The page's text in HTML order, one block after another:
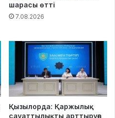
шарасы өтті
7.08.2026
Қызылорда: Қаржылық
сауаттылықты арттыруға